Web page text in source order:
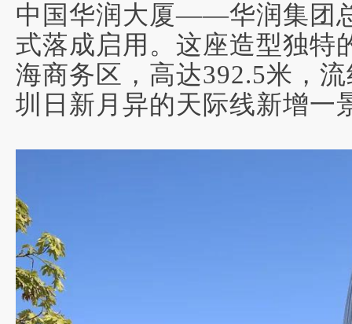
中国华润大厦——华润集团
式落成启用。这座造型独特
海商务区， 高达392.5米 ，
圳日新月异的天际线新增一